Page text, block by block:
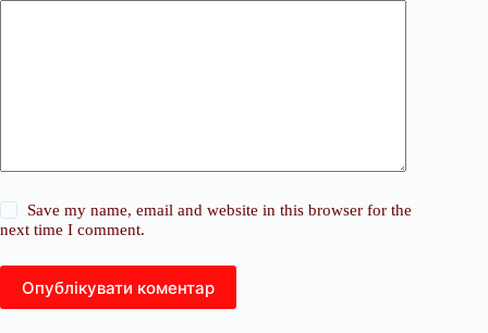
Save my name, email and website in this browser for the
next time I comment.
Опублікувати коментар